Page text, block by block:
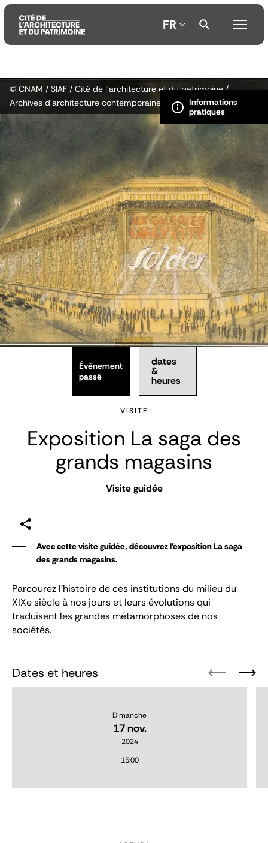
Aller
contenu
principal
Aller
menu
principal
Aller
recherche
FR
Évènement
passé
dates
&
heures
Exposition La saga des
grands magasins
Visite guidée
VISITE
Avec cette visite guidée, découvrez l'exposition La saga
des grands magasins.
© CNAM / SIAF / Cité de l’architecture et du patrimoine /
Archives d’architecture contemporaine
Parcourez l’histoire de ces institutions du milieu du
XIXe siècle à nos jours et leurs évolutions qui
traduisent les grandes métamorphoses de nos
sociétés.
Dates et heures
Dimanche
17 nov.
2024
15:00